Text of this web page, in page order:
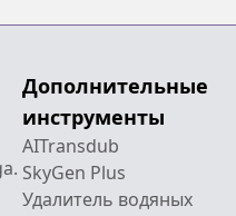
Дополнительные
инструменты
AITransdub
SkyGen Plus
Удалитель водяных